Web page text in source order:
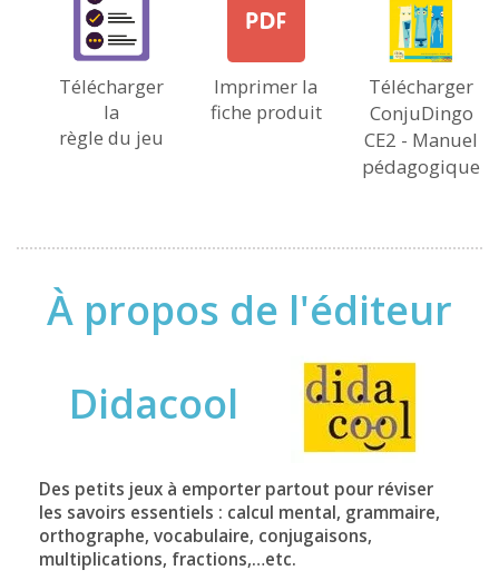
Télécharger
la
règle du jeu
Imprimer la
fiche produit
Télécharger
ConjuDingo
CE2 - Manuel
pédagogique
À propos de l'éditeur
Didacool
Des petits jeux à emporter partout pour réviser
les savoirs essentiels : calcul mental, grammaire,
orthographe, vocabulaire, conjugaisons,
multiplications, fractions,…etc.